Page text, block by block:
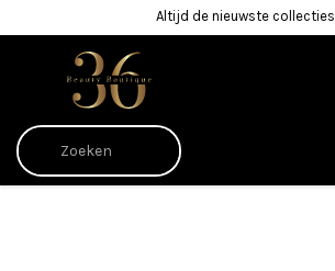
Altijd de nieuwste collecties